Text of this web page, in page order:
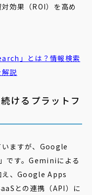
効果（ROI）を高め
」とは？情報検索
説
けるプラットフ
いますが、Google
です。Geminiによる
え、Google Apps
との連携（API）に